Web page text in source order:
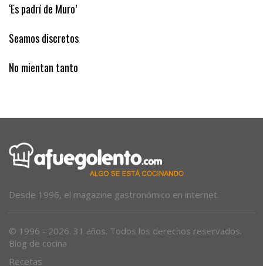
‘Es padrí de Muro’
Seamos discretos
No mientan tanto
Desde 1996, el magazine gastronómico en internet.
© 1996 - 2026. 31 años. Todos los derechos reservados.
Blog de cocina
Recetas